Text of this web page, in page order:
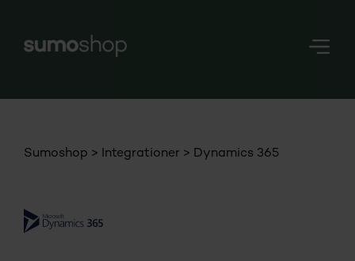
Login
Sumoshop Integrationer Dynamics 365